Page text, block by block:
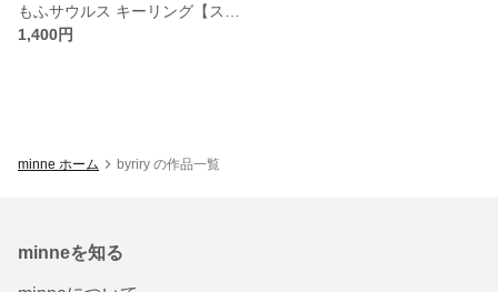
1,400円
minne ホーム byriry の作品一覧
minneを知る